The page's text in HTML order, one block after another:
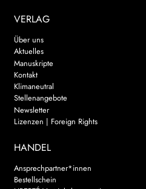
VERLAG
Über uns
Aktuelles
Manuskripte
Kontakt
Klimaneutral
Stellenangebote
Newsletter
Lizenzen | Foreign Rights
HANDEL
Ansprechpartner*innen
Bestellschein